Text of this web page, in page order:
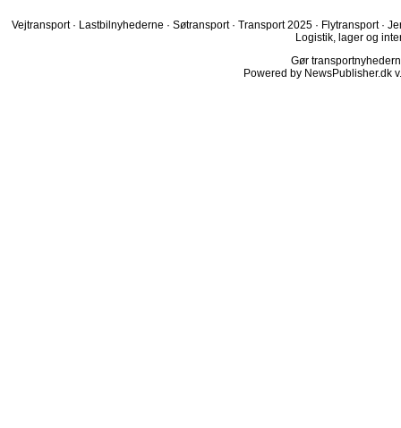
Vejtransport · Lastbilnyhederne · Søtransport · Transport 2025 · Flytransport ·
Logistik, lager og
Gør
Powered by NewsPublisher.dk